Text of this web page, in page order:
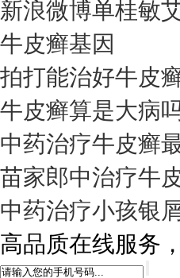
新浪微博单桂敏
牛皮癣基因
拍打能治好牛皮
牛皮癣算是大病
中药治疗牛皮癣
苗家郎中治疗牛
中药治疗小孩银
高品质在线服务